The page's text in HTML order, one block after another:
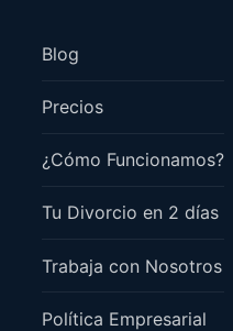
Blog
Precios
¿Cómo Funcionamos?
Tu Divorcio en 2 días
Trabaja con Nosotros
Política Empresarial